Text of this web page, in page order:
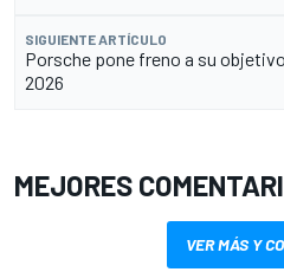
SIGUIENTE ARTÍCULO
Porsche pone freno a su objetivo
2026
MEJORES
VER MÁS Y